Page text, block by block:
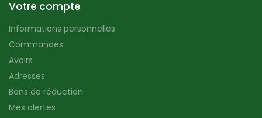
Votre compte
Informations personnelles
Commandes
Avoirs
Adresses
Bons de réduction
Mes alertes